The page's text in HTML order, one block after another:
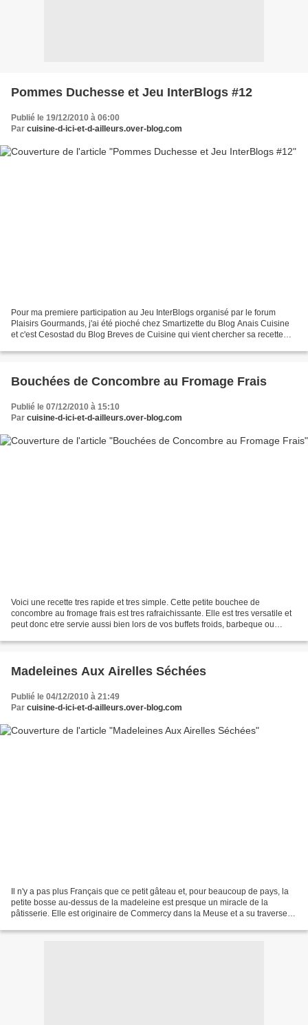
Pommes Duchesse et Jeu InterBlogs #12
Publié le 19/12/2010 à 06:00
Par cuisine-d-ici-et-d-ailleurs.over-blog.com
Pour ma premiere participation au Jeu InterBlogs organisé par le forum
Plaisirs Gourmands, j'ai été pioché chez Smartizette du Blog Anais Cuisine
et c'est Cesostad du Blog Breves de Cuisine qui vient chercher sa recette
Bouchées de Concombre au Fromage Frais
Publié le 07/12/2010 à 15:10
Par cuisine-d-ici-et-d-ailleurs.over-blog.com
Voici une recette tres rapide et tres simple. Cette petite bouchee de
concombre au fromage frais est tres rafraichissante. Elle est tres versatile et
peut donc etre servie aussi bien lors de vos buffets froids, barbeque ou
Madeleines Aux Airelles Séchées
Publié le 04/12/2010 à 21:49
Par cuisine-d-ici-et-d-ailleurs.over-blog.com
Il n'y a pas plus Français que ce petit gâteau et, pour beaucoup de pays, la
petite bosse au-dessus de la madeleine est presque un miracle de la
pâtisserie. Elle est originaire de Commercy dans la Meuse et a su traverser